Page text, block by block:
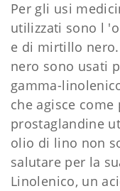
Per gli usi
utilizzati sono l
e di mirtillo
nero sono usati
gamma-
che agisce
prostaglandine
olio di lino non
salutare per la
Linolenico, un